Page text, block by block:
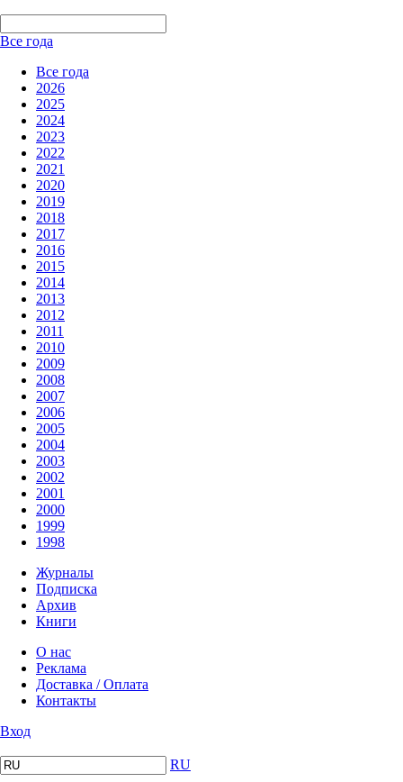
Все года
Все года
2026
2025
2024
2023
2022
2021
2020
2019
2018
2017
2016
2015
2014
2013
2012
2011
2010
2009
2008
2007
2006
2005
2004
2003
2002
2001
2000
1999
1998
Журналы
Подписка
Архив
Книги
О нас
Реклама
Доставка / Оплата
Контакты
Вход
RU